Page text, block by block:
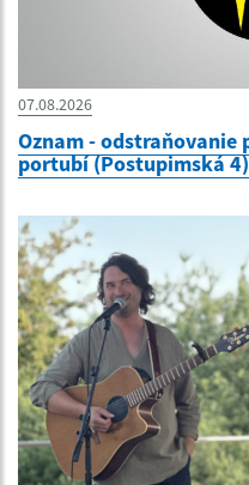
07.08.2026
Oznam - odstraňovanie
portubí (Postupimská